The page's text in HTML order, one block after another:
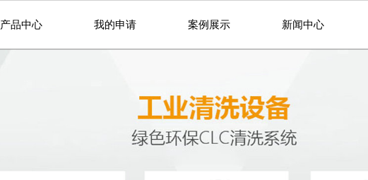
产品中心 我的申请 案例展示 新闻中心